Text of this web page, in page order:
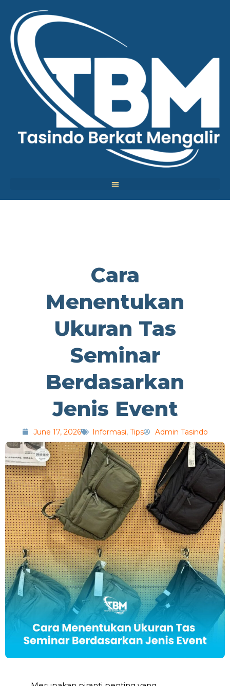
Cara
Menentukan
Ukuran Tas
Seminar
Berdasarkan
Jenis Event
June 17, 2026 Informasi, Tips Admin Tasindo